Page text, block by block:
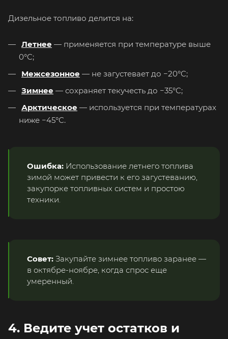
Дизельное топливо делится на:
Летнее — применяется при температуре выше
0°C;
Межсезонное — не загустевает до −20°C;
Зимнее — сохраняет текучесть до −35°C;
Арктическое — используется при температурах
ниже −45°C.
Ошибка: Использование летнего топлива
зимой может привести к его загустеванию,
закупорке топливных систем и простою
техники.
Совет: Закупайте зимнее топливо заранее —
в октябре-ноябре, когда спрос еще
умеренный.
4. Ведите учет остатков и